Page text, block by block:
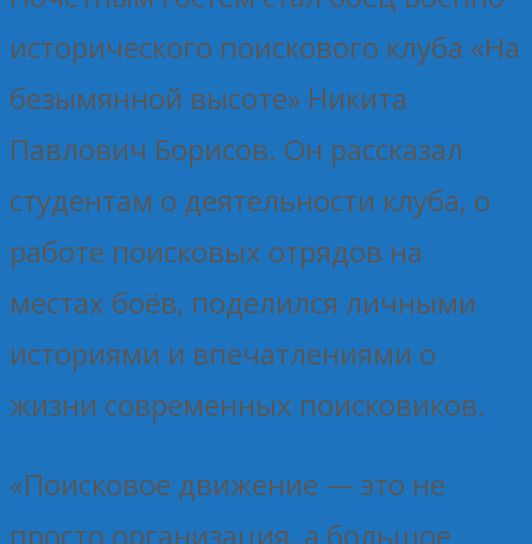
исторического поискового клуба «На
безымянной высоте» Никита
Павлович Борисов. Он рассказал
студентам о деятельности клуба, о
работе поисковых отрядов на
местах боёв, поделился личными
историями и впечатлениями о
жизни современных поисковиков.
«Поисковое движение — это не
просто организация, а большое